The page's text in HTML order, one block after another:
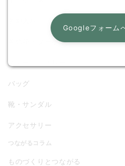
革の花・ブーケ
ステーショナリー
バッグ
靴・サンダル
アクセサリー
つながるコラム
ものづくりとつながる
Googleフォーム